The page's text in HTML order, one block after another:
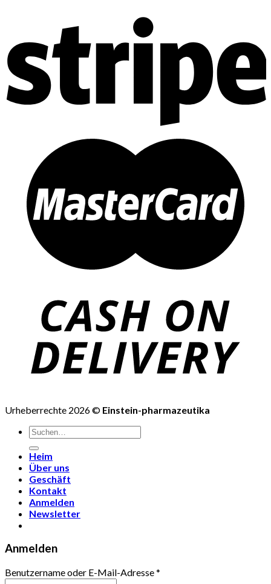
Urheberrechte 2026 © Einstein-pharmazeutika
Suchen
nach:
Heim
Über uns
Geschäft
Kontakt
Anmelden
Newsletter
Anmelden
Benutzername oder E-Mail-Adresse*